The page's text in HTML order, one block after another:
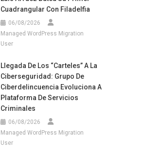
Cuadrangular Con Filadelfia
06/08/2026
Managed WordPress Migration
User
Llegada De Los “carteles” A La
Ciberseguridad: Grupo De
Ciberdelincuencia Evoluciona A
Plataforma De Servicios
Criminales
06/08/2026
Managed WordPress Migration
User